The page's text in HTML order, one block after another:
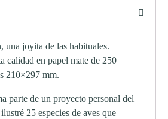
una joyita de las habituales.
calidad en papel mate de 250
210×297 mm.
parte de un proyecto personal del
25 especies de aves que